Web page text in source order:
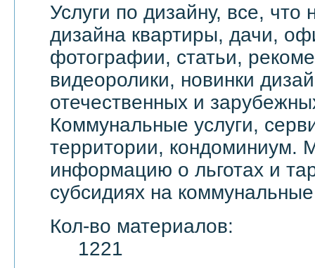
Услуги по дизайну, все, что
дизайна квартиры, дачи,
фотографии, статьи,
видеоролики, новинки
отечественных и
Коммунальные услуги,
территории, кондоминиум.
информацию о льготах и
субсидиях на коммунальные
Кол-во материалов:
1221